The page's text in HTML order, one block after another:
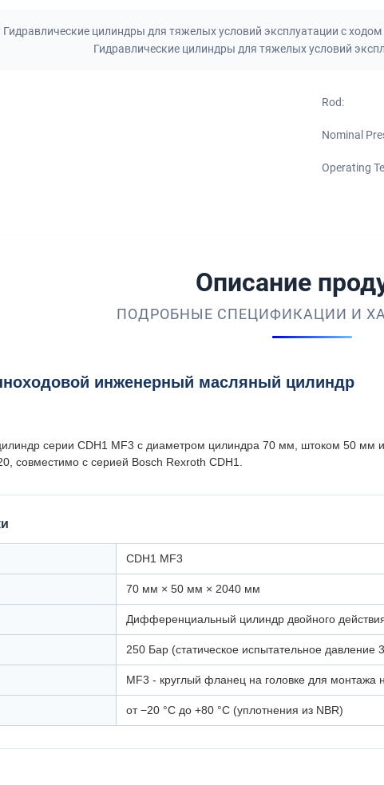
Гидравлические цилиндры для тяжелых условий эксплуатации с
Гидравлические цилиндры для тяжелых условий
Rod:
Nominal
Operating
Описание
ПОДРОБНЫЕ СПЕЦИФИКАЦИИ И
инженерный масляный цилиндр
серии CDH1 MF3 с диаметром цилиндра 70 мм, штоком 50 мм
совместимо с серией Bosch Rexroth CDH1.
CDH1 MF3
70 мм × 50 мм × 2040 мм
Дифференциальный цилиндр двойного
250 Бар (статическое испытательное давление
MF3 - круглый фланец на головке для монтажа
от −20 °C до +80 °C (уплотнения из NBR)